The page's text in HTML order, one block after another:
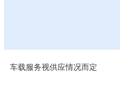
车载服务视供应情况而定